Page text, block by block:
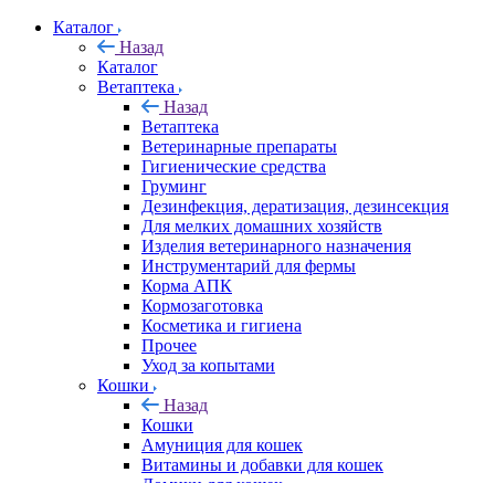
Каталог
Назад
Каталог
Ветаптека
Назад
Ветаптека
Ветеринарные препараты
Гигиенические средства
Груминг
Дезинфекция, дератизация, дезинсекция
Для мелких домашних хозяйств
Изделия ветеринарного назначения
Инструментарий для фермы
Корма АПК
Кормозаготовка
Косметика и гигиена
Прочее
Уход за копытами
Кошки
Назад
Кошки
Амуниция для кошек
Витамины и добавки для кошек